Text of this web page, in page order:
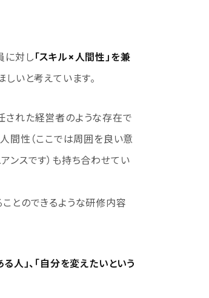
に対し「スキル×人間性」を兼
しいと考えています。
された経営者のような存在で
間性（ここでは周囲を良い意
ンスです）も持ち合わせてい
とのできるような研修内容
人」、「自分を変えたいという